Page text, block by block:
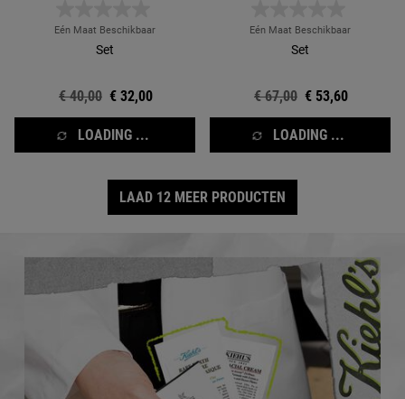
Eén Maat Beschikbaar
Set
Oude prijs
€ 40,00 Nieuwe prijs
€ 32,00
LOADING ...
Eén Maat Beschikbaar
Set
Oude prijs
€ 67,00 Nieuwe prijs
€ 53,60
LOADING ...
LAAD 12 MEER PRODUCTEN